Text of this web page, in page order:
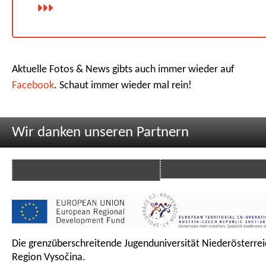
Aktuelle Fotos & News gibts auch immer wieder auf
Facebook. Schaut immer wieder mal rein!
Wir danken unseren Partnern
Die grenzüberschreitende Jugenduniversität
Region Vysočina.